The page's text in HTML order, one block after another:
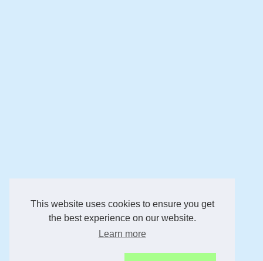
This website uses cookies to ensure you get
the best experience on our website.
Learn more